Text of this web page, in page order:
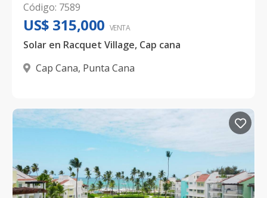
Código: 7589
US$ 315,000 VENTA
Solar en Racquet Village, Cap cana
Cap Cana, Punta Cana